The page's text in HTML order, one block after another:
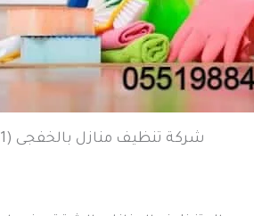
شركة تنظيف منازل بالخفجى (1)